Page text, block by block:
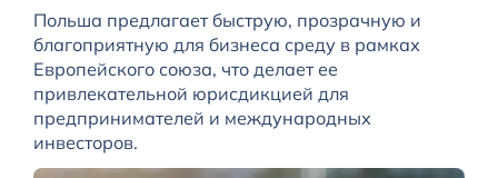
Польша предлагает быструю, прозрачную и
благоприятную для бизнеса среду в рамках
Европейского союза, что делает ее
привлекательной юрисдикцией для
предпринимателей и международных
инвесторов.